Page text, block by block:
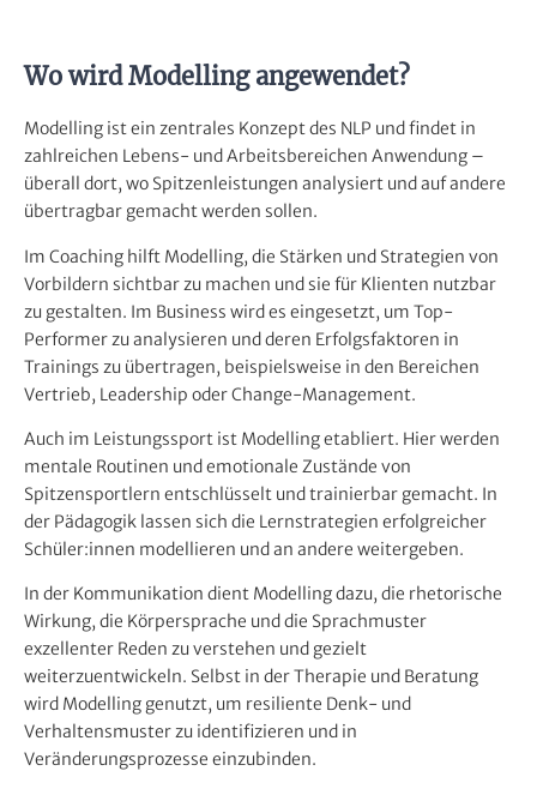
Wo wird Modelling angewendet?
Modelling ist ein zentrales Konzept des NLP und findet in
zahlreichen Lebens- und Arbeitsbereichen Anwendung –
überall dort, wo Spitzenleistungen analysiert und auf andere
übertragbar gemacht werden sollen.
Im Coaching hilft Modelling, die Stärken und Strategien von
Vorbildern sichtbar zu machen und sie für Klienten nutzbar
zu gestalten. Im Business wird es eingesetzt, um Top-
Performer zu analysieren und deren Erfolgsfaktoren in
Trainings zu übertragen, beispielsweise in den Bereichen
Vertrieb, Leadership oder Change-Management.
Auch im Leistungssport ist Modelling etabliert. Hier werden
mentale Routinen und emotionale Zustände von
Spitzensportlern entschlüsselt und trainierbar gemacht. In
der Pädagogik lassen sich die Lernstrategien erfolgreicher
Schüler:innen modellieren und an andere weitergeben.
In der Kommunikation dient Modelling dazu, die rhetorische
Wirkung, die Körpersprache und die Sprachmuster
exzellenter Reden zu verstehen und gezielt
weiterzuentwickeln. Selbst in der Therapie und Beratung
wird Modelling genutzt, um resiliente Denk- und
Verhaltensmuster zu identifizieren und in
Veränderungsprozesse einzubinden.